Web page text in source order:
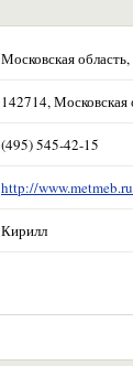
Московская
142714, Московская
(495) 545-42-15
http://
Кирилл